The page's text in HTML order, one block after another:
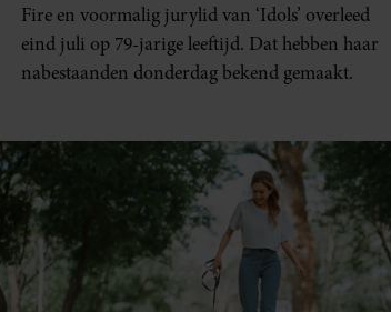
Fire en voormalig jurylid van ‘Idols’ overleed
eind juli op 79-jarige leeftijd. Dat hebben haar
nabestaanden donderdag bekend gemaakt.